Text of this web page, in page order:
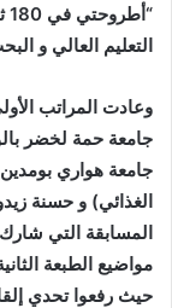
التعليم العالي و
وعادت المراتب
جامعة حمة لخضر
جامعة هواري بومدين
المسابقة التي شارك
مواضيع الطبعة
حيث رفعوا تحدي إلقاء